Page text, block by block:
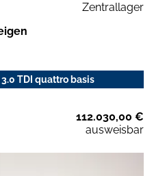
Zentrallager
TDI quattro basis
112.030,00 €
ausweisbar